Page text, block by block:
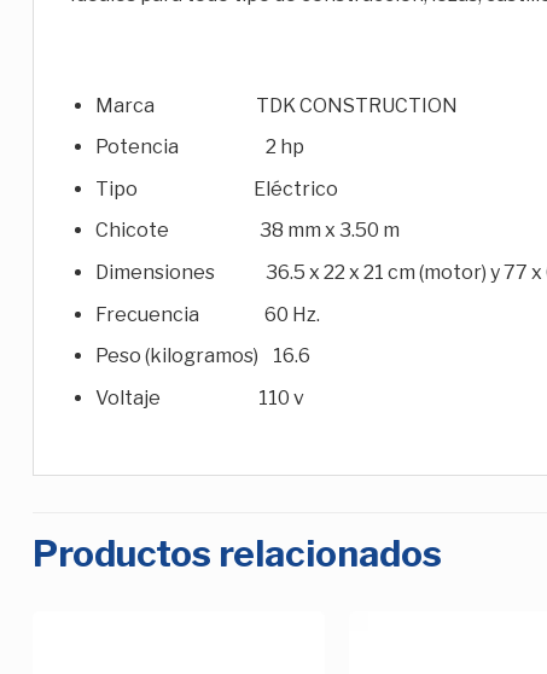
Marca TDK CONSTRUCTION
Potencia 2 hp
Tipo Eléctrico
Chicote 38 mm x 3.50 m
Dimensiones 36.5 x 22 x 21 cm (motor) y 77 x
Frecuencia 60 Hz.
Peso (kilogramos) 16.6
Voltaje 110 v
Productos relacionados